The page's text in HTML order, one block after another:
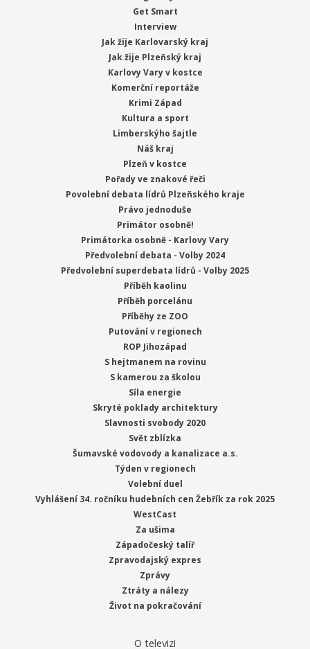
Get Smart
Interview
Jak žije Karlovarský kraj
Jak žije Plzeňský kraj
Karlovy Vary v kostce
Komerční reportáže
Krimi Západ
Kultura a sport
Limberskýho šajtle
Náš kraj
Plzeň v kostce
Pořady ve znakové řeči
Povolební debata lídrů Plzeňského kraje
Právo jednoduše
Primátor osobně!
Primátorka osobně - Karlovy Vary
Předvolební debata - Volby 2024
Předvolební superdebata lídrů - Volby 2025
Příběh kaolinu
Příběh porcelánu
Příběhy ze ZOO
Putování v regionech
ROP Jihozápad
S hejtmanem na rovinu
S kamerou za školou
Síla energie
Skryté poklady architektury
Slavnosti svobody 2020
Svět zblízka
Šumavské vodovody a kanalizace a.s.
Týden v regionech
Volební duel
Vyhlášení 34. ročníku hudebních cen Žebřík za rok 2025
WestCast
Za ušima
Západočeský talíř
Zpravodajský expres
Zprávy
Ztráty a nálezy
Život na pokračování
O televizi